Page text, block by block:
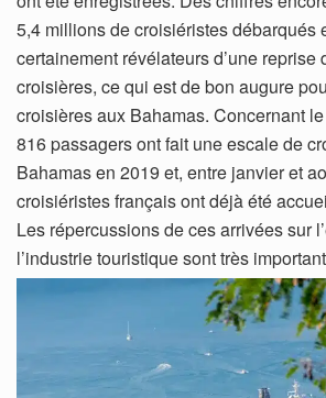
5,4 millions de croisiéristes débarqués
certainement révélateurs d’une reprise
croisières, ce qui est de bon augure
croisières aux Bahamas. Concernant
816 passagers ont fait une escale de
Bahamas en 2019 et, entre janvier et
croisiéristes français ont déjà été
Les répercussions de ces arrivées sur
l’industrie touristique sont très